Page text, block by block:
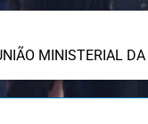
MINISTERIAL